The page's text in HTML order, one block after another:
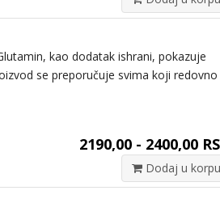
kao dodatak ishrani, pokazuje
se preporučuje svima koji redovno
2190,00 - 2400,00
Dodaj u korpu